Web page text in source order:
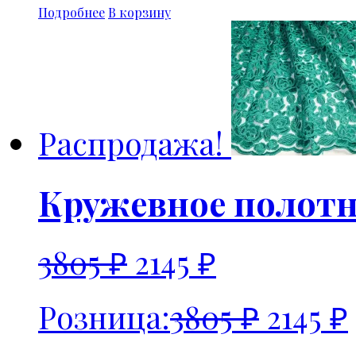
ПодробнееВ корзину
Распродажа!
Кружевное
3805₽ 2145 ₽
Розница:3805₽ 2145 ₽